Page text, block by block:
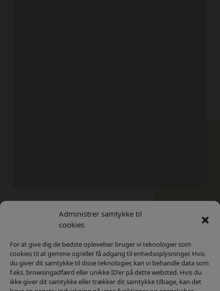
Administrer samtykke til
cookies
For at give dig de bedste oplevelser bruger vi teknologier som
cookies til at gemme og/eller få adgang til enhedsoplysninger. Hvis
du giver dit samtykke til disse teknologier, kan vi behandle data som
f.eks. browsingadfærd eller unikke ID'er på dette websted. Hvis du
ikke giver dit samtykke eller trækker dit samtykke tilbage, kan det
Kontakt